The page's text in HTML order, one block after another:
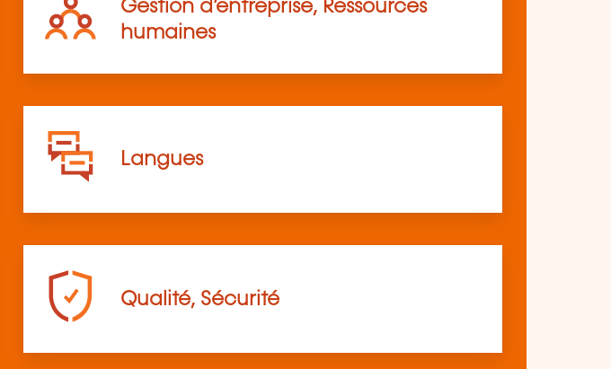
Gestion d’entreprise, Ressources
humaines
Langues
Qualité, Sécurité